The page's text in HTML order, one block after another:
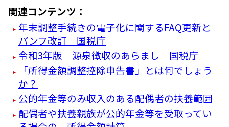
関連コンテンツ：
年末調整手続きの電子化に関するFAQ更新と
パンフ改訂 国税庁
令和3年版 源泉徴収のあらまし 国税庁
「所得金額調整控除申告書」とは何でしょう
か？
公的年金等のみ収入のある配偶者の扶養範囲
配偶者や扶養親族が公的年金等を受取ってい